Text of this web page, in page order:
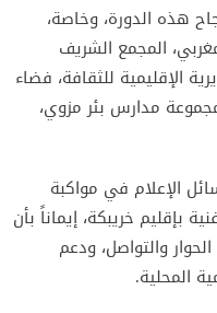
هذه الدورة، وخاصة،
المجمع الشريف
الإقليمية للثقافة، فضاء
مجموعة مدارس بئر مزوي،
الإعلام في مواكبة
بإقليم خريبكة، إيماناً بأن
والتواصل، ودعم
المحلية.